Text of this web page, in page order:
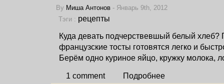
By Миша Антонов - Январь 9th, 2012
Тэги : рецепты
Куда девать подчерствевшый белый хлеб?
французские тосты готовятся легко и
Берём одно куриное яйцо, кружку молока,
1 comment Подробнее